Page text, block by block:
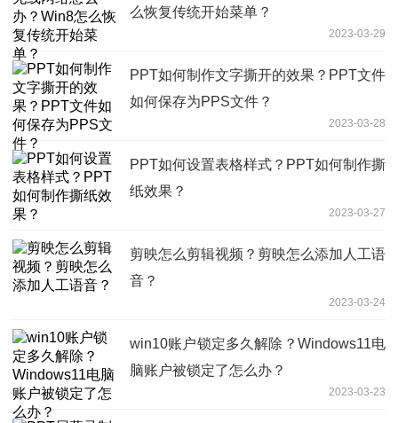
么恢复传统开始菜单？
2023-03-29
PPT如何制作文字撕开的效果？PPT文件
如何保存为PPS文件？
2023-03-28
PPT如何设置表格样式？PPT如何制作撕
纸效果？
2023-03-27
剪映怎么剪辑视频？剪映怎么添加人工语
音？
2023-03-24
win10账户锁定多久解除？Windows11电
脑账户被锁定了怎么办？
2023-03-23